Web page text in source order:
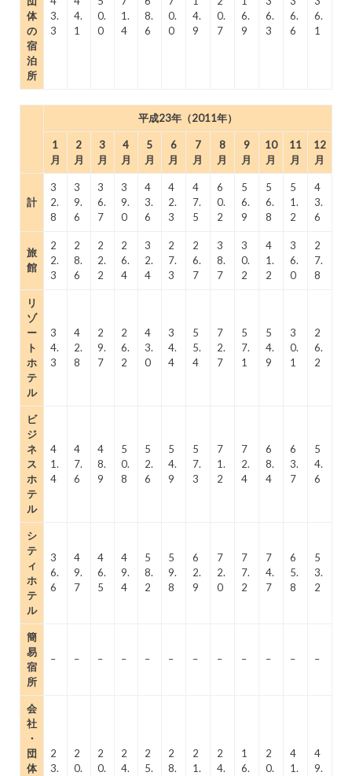
体
の
宿
泊
所
3.
3
4.
1
0.
0
1.
4
8.
6
0.
0
4.
9
0.
7
6.
9
6.
3
6.
6
6.
1
平成23年（2011年）
1
月
2
月
3
月
4
月
5
月
6
月
7
月
8
月
9
月
10
月
11
月
12
月
計
3
2.
8
3
9.
6
3
6.
7
3
9.
0
4
3.
6
4
2.
3
4
7.
5
6
0.
2
5
6.
9
5
6.
8
5
1.
2
4
3.
6
旅
館
2
2.
3
2
8.
6
2
2.
2
2
6.
4
3
2.
4
2
7.
3
2
6.
7
3
8.
7
3
0.
2
4
1.
2
3
6.
0
2
7.
8
リ
ゾ
ー
ト
ホ
テ
ル
3
4.
3
4
2.
8
2
9.
7
2
6.
2
4
3.
0
3
4.
4
5
5.
4
7
2.
7
5
7.
1
5
4.
9
3
0.
1
2
6.
2
ビ
ジ
ネ
ス
ホ
テ
ル
4
1.
4
4
7.
6
4
8.
9
5
0.
8
5
2.
6
5
4.
9
5
7.
3
7
1.
2
7
2.
4
6
8.
4
6
3.
7
5
4.
6
シ
テ
ィ
ホ
テ
ル
3
6.
6
4
9.
7
4
6.
5
4
9.
4
5
8.
2
5
9.
8
6
2.
9
7
2.
0
7
7.
2
7
4.
7
6
5.
8
5
3.
2
簡
易
宿
所
– – – – – – – – – – – –
会
社
・
団
体
2
3.
2
0.
2
0.
2
4.
2
5.
2
8.
2
1.
2
4.
1
6.
2
0.
4
1.
4
9.